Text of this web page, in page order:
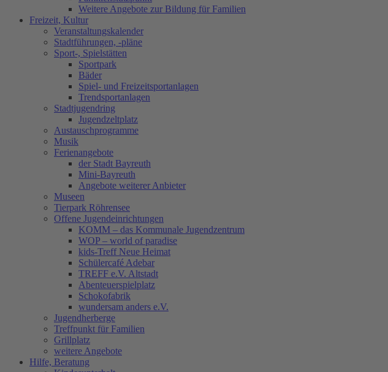
Weitere Angebote zur Bildung für Familien
Freizeit, Kultur
Veranstaltungskalender
Stadtführungen, -pläne
Sport-, Spielstätten
Sportpark
Bäder
Spiel- und Freizeitsportanlagen
Trendsportanlagen
Stadtjugendring
Jugendzeltplatz
Austauschprogramme
Musik
Ferienangebote
der Stadt Bayreuth
Mini-Bayreuth
Angebote weiterer Anbieter
Museen
Tierpark Röhrensee
Offene Jugendeinrichtungen
KOMM – das Kommunale Jugendzentrum
WOP – world of paradise
kids-Treff Neue Heimat
Schülercafé Adebar
TREFF e.V. Altstadt
Abenteuerspielplatz
Schokofabrik
wundersam anders e.V.
Jugendherberge
Treffpunkt für Familien
Grillplatz
weitere Angebote
Hilfe, Beratung